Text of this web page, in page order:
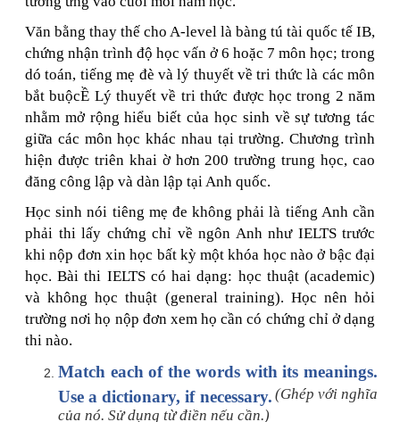
Văn bằng thay thế cho A-level là bàng tú tài quốc tế IB,
chứng nhận trình độ học vấn ở 6 hoặc 7 môn học; trong
dó toán, tiếng mẹ đè và lý thuyết về tri thức là các môn
bắt buộcỀ Lý thuyết về tri thức được học trong 2 năm
nhằm mở rộng hiểu biết của học sinh về sự tương tác
giữa các môn học khác nhau tại trường. Chương trình
hiện được triên khai ờ hơn 200 trường trung học, cao
đăng công lập và dàn lập tại Anh quốc.
Học sinh nói tiêng mẹ đe không phải là tiếng Anh cần
phải thi lấy chứng chỉ về ngôn Anh như IELTS trước
khi nộp đơn xin học bất kỳ một khóa học nào ở bậc đại
học. Bài thi IELTS có hai dạng: học thuật (academic)
và không học thuật (general training). Học nên hỏi
trường nơi họ nộp đơn xem họ cần có chứng chỉ ở dạng
thi nào.
Match each of the words with its meanings.
Use a dictionary, if necessary. (Ghép với nghĩa
của nó. Sử dụng từ điền nếu cần.)